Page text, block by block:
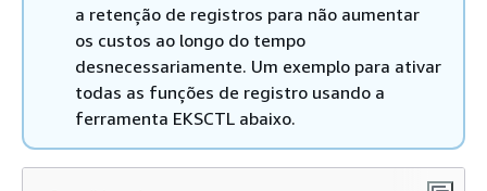
a retenção de registros para não aumentar
os custos ao longo do tempo
desnecessariamente. Um exemplo para ativar
todas as funções de registro usando a
ferramenta EKSCTL abaixo.